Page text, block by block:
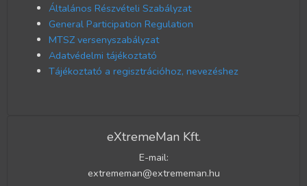
Általános Részvételi Szabályzat
General Participation Regulation
MTSZ versenyszabályzat
Adatvédelmi tájékoztató
Tájékoztató a regisztrációhoz, nevezéshez
eXtremeMan Kft.
E-mail:
extrememan@extrememan.hu